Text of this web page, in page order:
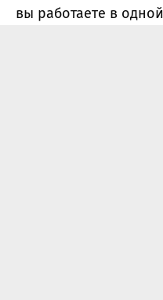
вы работаете в